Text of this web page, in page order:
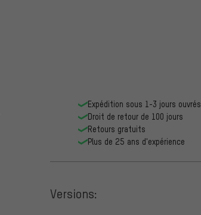
Expédition sous 1-3 jours ouvrés
Droit de retour de 100 jours
Retours gratuits
Plus de 25 ans d'expérience
Versions: